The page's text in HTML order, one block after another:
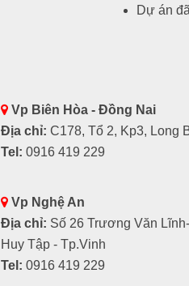
Dự án
Vp Biên Hòa - Đồng Nai
Địa chỉ: C178, Tổ 2, Kp3, Long
Tel: 0916 419 229
Vp Nghệ An
Địa chỉ: Số 26 Trương Văn
Huy Tập - Tp.Vinh
Tel: 0916 419 229